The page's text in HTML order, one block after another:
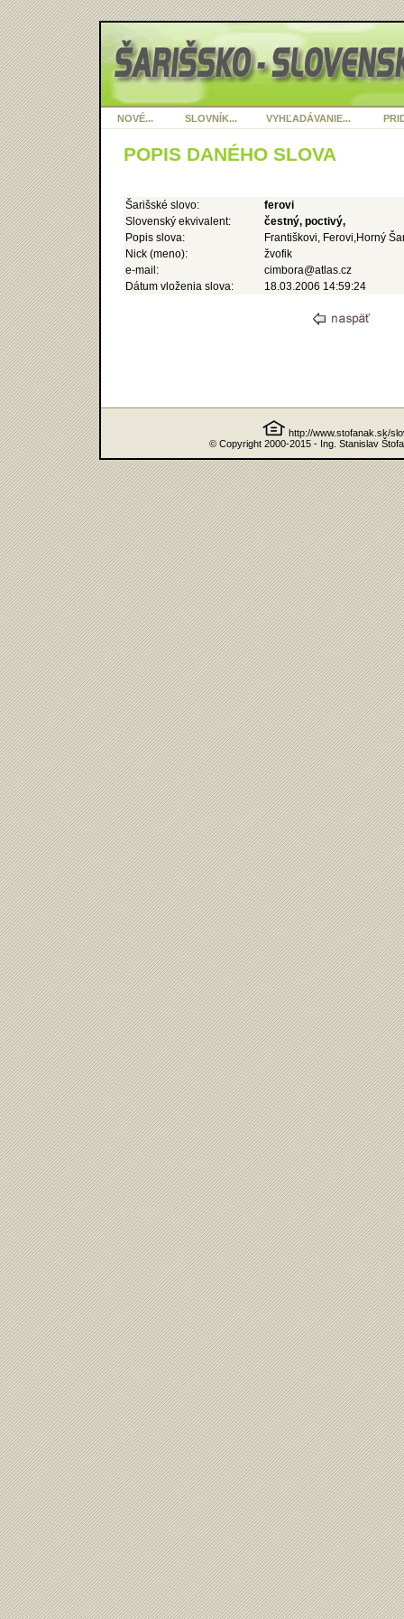
NOVÉ... SLOVNÍK... VYHĽADÁVANIE...
POPIS DANÉHO SLOVA
Šarišské slovo:
ferovi
Slovenský ekvivalent:
čestný, poctivý,
Popis slova:
Františkovi, Ferovi,Horný
Nick (meno):
žvofik
e-mail:
cimbora@atlas.cz
Dátum vloženia slova:
18.03.2006 14:59:24
http://www.stofanak.sk/
© Copyright 2000-2015 - Ing. Stanislav